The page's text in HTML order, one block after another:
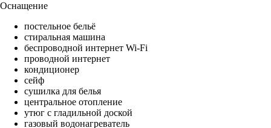
Оснащение
постельное бельё
стиральная машина
беспроводной интернет Wi-Fi
проводной интернет
кондиционер
сейф
сушилка для белья
центральное отопление
утюг с гладильной доской
газовый водонагреватель